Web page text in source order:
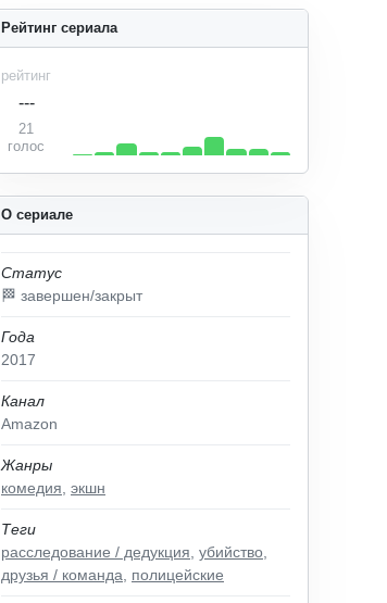
О сериале
Статус
🏁 завершен/закрыт
Года
2017
Канал
Amazon
Жанры
комедия экшн
Теги
расследование / дедукция убийство
друзья / команда
полицейские
Рейтинг сериала
рейтинг
---
21
голос